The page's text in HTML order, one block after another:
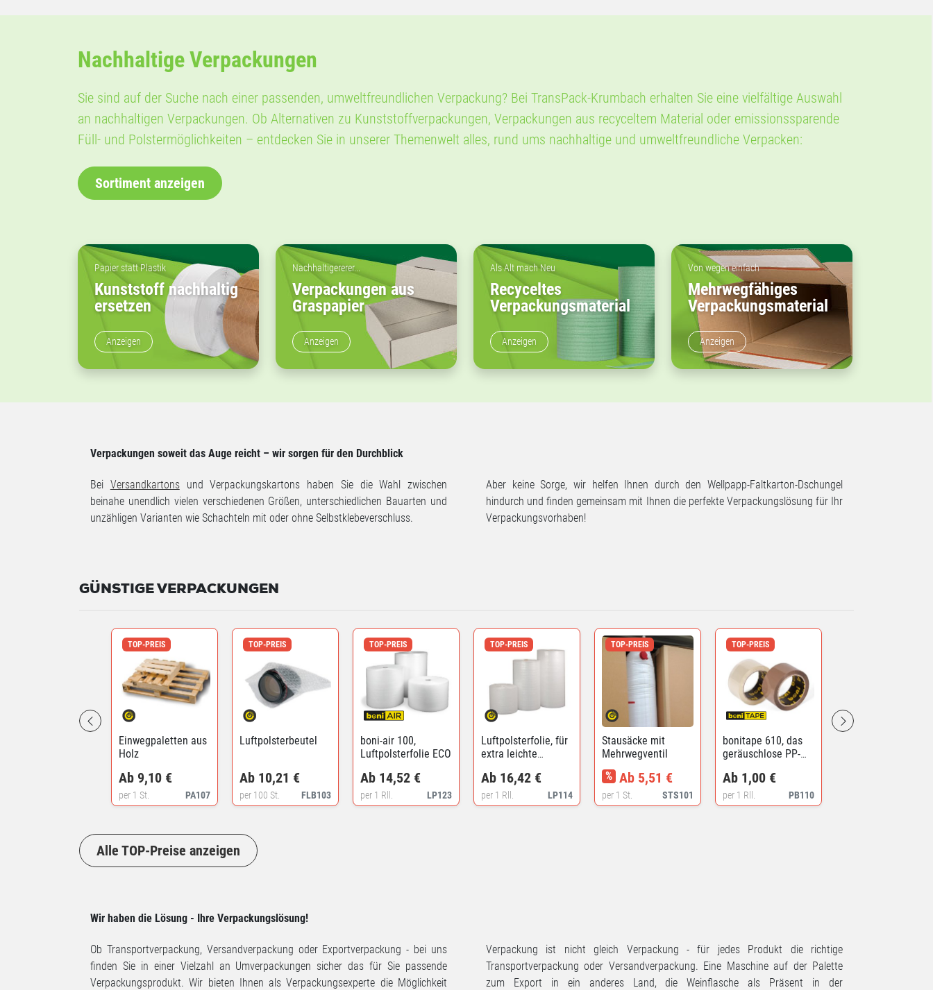
Nachhaltige Verpackungen
Sie sind auf der Suche nach einer passenden, umweltfreundlichen Verpackung? Bei TransPack-Krumbach erhalten Sie eine vielfältige Auswahl
an nachhaltigen Verpackungen. Ob Alternativen zu Kunststoffverpackungen, Verpackungen aus recyceltem Material oder emissionssparende
Füll- und Polstermöglichkeiten – entdecken Sie in unserer Themenwelt alles, rund ums nachhaltige und umweltfreundliche Verpacken:
Sortiment anzeigen
Papier statt Plastik
Kunststoff nachhaltig
ersetzen
Anzeigen
Nachhaltigererer...
Verpackungen aus
Graspapier
Anzeigen
Als Alt mach Neu
Recyceltes
Verpackungsmaterial
Anzeigen
Von wegen einfach
Mehrwegfähiges
Verpackungsmaterial
Anzeigen
Verpackungen soweit das Auge reicht – wir sorgen für den Durchblick
Bei Versandkartonsund Verpackungskartons haben Sie die Wahl zwischen
beinahe unendlich vielen verschiedenen Größen, unterschiedlichen Bauarten und
unzähligen Varianten wie Schachteln mit oder ohne Selbstklebeverschluss.
Aber keine Sorge, wir helfen Ihnen durch den Wellpapp-Faltkarton-Dschungel
hindurch und finden gemeinsam mit Ihnen die perfekte Verpackungslösung für Ihr
Verpackungsvorhaben!
GÜNSTIGE VERPACKUNGEN
TOP-PREIS
Einwegpaletten aus
Holz
PA107
Ab 9,10 €
per 1 St.
TOP-PREIS
Luftpolsterbeutel
FLB103
Ab 10,21 €
per 100 St.
TOP-PREIS
boni-air 100,
Luftpolsterfolie ECO
LP123
Ab 14,52 €
per 1 Rll.
TOP-PREIS
Luftpolsterfolie, für
extra leichte
LP114
Ab 16,42 €
per 1 Rll.
TOP-PREIS
Stausäcke mit
Mehrwegventil
STS101
% Ab 5,51 €
per 1 St.
TOP-PREIS
bonitape 610, das
geräuschlose PP-
PB110
Ab 1,00 €
per 1 Rll.
Alle TOP-Preise anzeigen
Wir haben die Lösung - Ihre Verpackungslösung!
Ob Transportverpackung, Versandverpackung oder Exportverpackung - bei uns
finden Sie in einer Vielzahl an Umverpackungen sicher das für Sie passende
Verpackungsprodukt. Wir bieten Ihnen als Verpackungsexperte die Möglichkeit
Verpackung ist nicht gleich Verpackung - für jedes Produkt die richtige
Transportverpackung oder Versandverpackung. Eine Maschine auf der Palette
zum Export in ein anderes Land, die Weinflasche als Präsent in der